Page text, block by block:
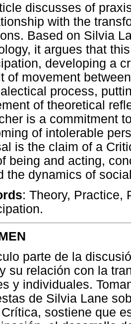
discusses of
with the
Based on Silvia
it argues that
developing a
of movement
process,
of theoretical
is a commitment
of intolerable
is the claim of a
being and acting,
the dynamics of
: Theory, Practice,
parte de la
su relación con la
y individuales.
de Silvia Lane
sostiene que